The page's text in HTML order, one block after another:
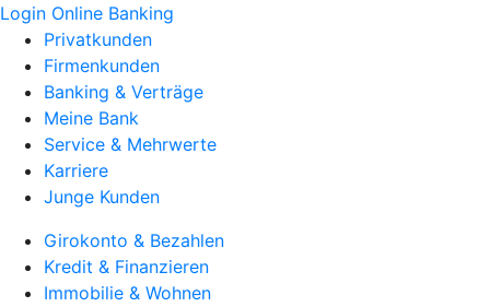
Login Online Banking
Privatkunden
Firmenkunden
Banking & Verträge
Meine Bank
Service & Mehrwerte
Karriere
Junge Kunden
Girokonto & Bezahlen
Kredit & Finanzieren
Immobilie & Wohnen